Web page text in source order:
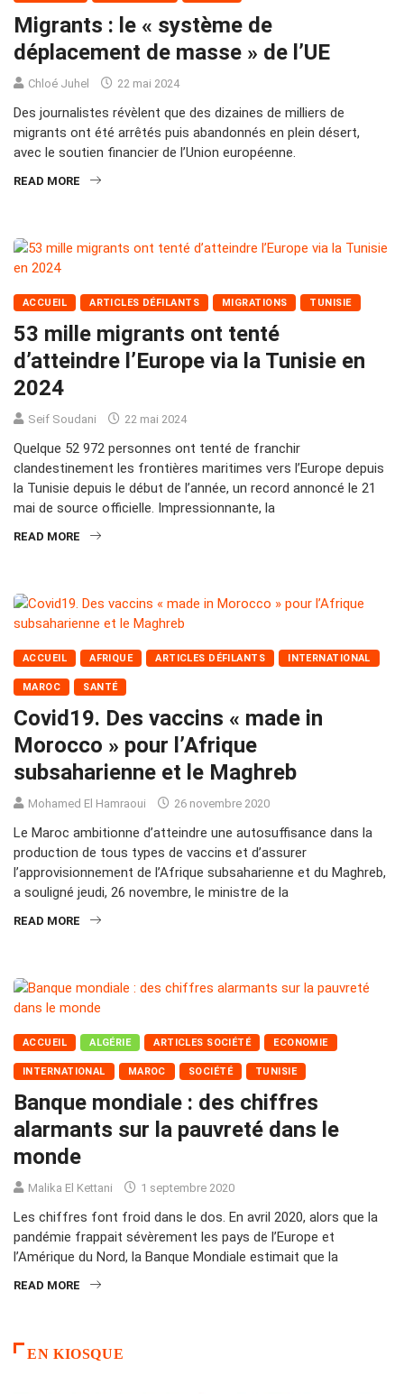
Migrants : le « système de
déplacement de masse » de l’UE
Chloé Juhel 22 mai 2024
Des journalistes révèlent que des dizaines de milliers de
migrants ont été arrêtés puis abandonnés en plein désert,
avec le soutien financier de l’Union européenne.
READ MORE
ACCUEIL ARTICLES DÉFILANTS MIGRATIONS TUNISIE
53 mille migrants ont tenté
d’atteindre l’Europe via la Tunisie en
2024
Seif Soudani 22 mai 2024
Quelque 52 972 personnes ont tenté de franchir
clandestinement les frontières maritimes vers l’Europe depuis
la Tunisie depuis le début de l’année, un record annoncé le 21
mai de source officielle. Impressionnante, la
READ MORE
ACCUEIL AFRIQUE ARTICLES DÉFILANTS INTERNATIONAL
MAROC SANTÉ
Covid19. Des vaccins « made in
Morocco » pour l’Afrique
subsaharienne et le Maghreb
Mohamed El Hamraoui 26 novembre 2020
Le Maroc ambitionne d’atteindre une autosuffisance dans la
production de tous types de vaccins et d’assurer
l’approvisionnement de l’Afrique subsaharienne et du Maghreb,
a souligné jeudi, 26 novembre, le ministre de la
READ MORE
ACCUEIL ALGÉRIE ARTICLES SOCIÉTÉ ECONOMIE
INTERNATIONAL MAROC SOCIÉTÉ TUNISIE
Banque mondiale : des chiffres
alarmants sur la pauvreté dans le
monde
Malika El Kettani 1 septembre 2020
Les chiffres font froid dans le dos. En avril 2020, alors que la
pandémie frappait sévèrement les pays de l’Europe et
l’Amérique du Nord, la Banque Mondiale estimait que la
READ MORE
EN KIOSQUE